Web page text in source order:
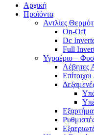
Αρχική
Προϊόντα
Αντλίες
On-Off
Dc
Full
Υγραέριο –
Λέβητες